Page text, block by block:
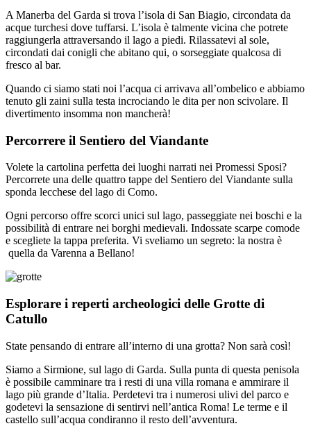
A Manerba del Garda si trova l’isola di San Biagio, circondata da
acque turchesi dove tuffarsi. L’isola è talmente vicina che potrete
raggiungerla attraversando il lago a piedi. Rilassatevi al sole,
circondati dai conigli che abitano qui, o sorseggiate qualcosa di
fresco al bar.
Quando ci siamo stati noi l’acqua ci arrivava all’ombelico e abbiamo
tenuto gli zaini sulla testa incrociando le dita per non scivolare. Il
divertimento insomma non mancherà!
Percorrere il Sentiero del Viandante
Volete la cartolina perfetta dei luoghi narrati nei Promessi Sposi?
Percorrete una delle quattro tappe del Sentiero del Viandante sulla
sponda lecchese del lago di Como.
Ogni percorso offre scorci unici sul lago, passeggiate nei boschi e la
possibilità di entrare nei borghi medievali. Indossate scarpe comode
e scegliete la tappa preferita. Vi sveliamo un segreto: la nostra è
quella da Varenna a Bellano!
Esplorare i reperti archeologici delle Grotte di
Catullo
State pensando di entrare all’interno di una grotta? Non sarà così!
Siamo a Sirmione, sul lago di Garda. Sulla punta di questa penisola
è possibile camminare tra i resti di una villa romana e ammirare il
lago più grande d’Italia. Perdetevi tra i numerosi ulivi del parco e
godetevi la sensazione di sentirvi nell’antica Roma! Le terme e il
castello sull’acqua condiranno il resto dell’avventura.